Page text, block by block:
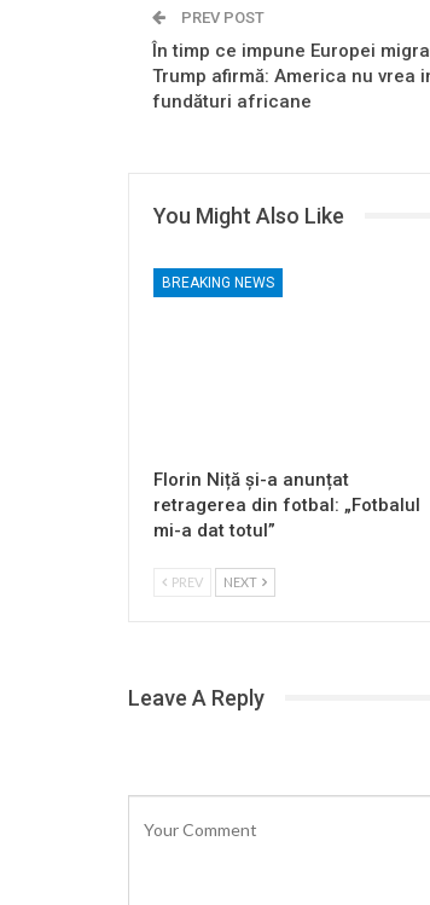
PREV POST
În timp ce impune Europei
Trump afirmă: America nu vrea
fundături africane
You Might Also Like
BREAKING NEWS
Florin Niță și-a anunțat
retragerea din fotbal: „Fotbalul
mi-a dat totul”
PREV NEXT
Leave A Reply